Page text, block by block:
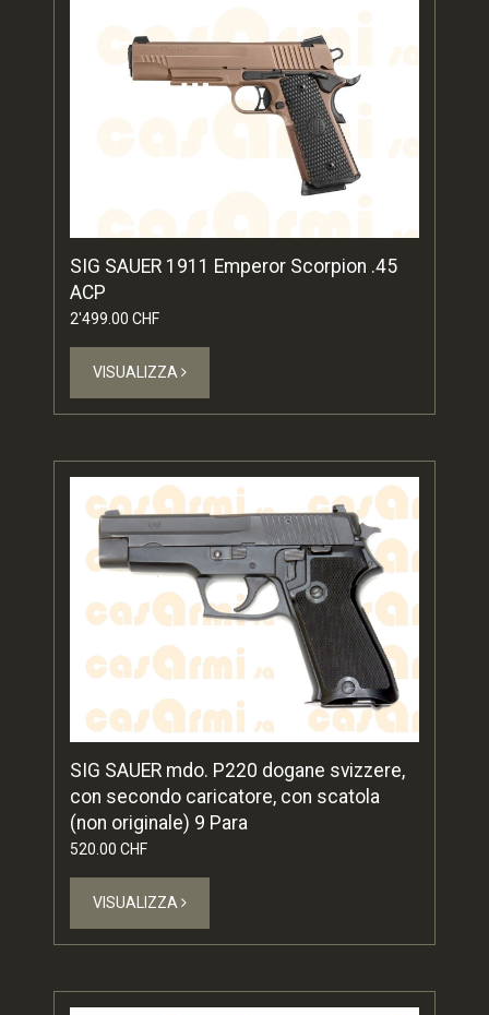
SIG SAUER 1911 Emperor Scorpion .45
ACP
2'499.00 CHF
VISUALIZZA
SIG SAUER mdo. P220 dogane svizzere,
con secondo caricatore, con scatola
(non originale) 9 Para
520.00 CHF
VISUALIZZA